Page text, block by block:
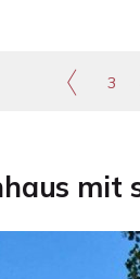
3